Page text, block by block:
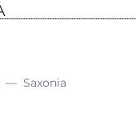
— Saxonia